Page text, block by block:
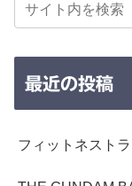
最近の投稿
フィットネスト